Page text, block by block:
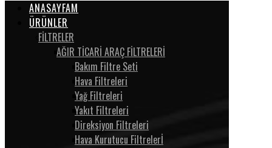
ANASAYFAM
ÜRÜNLER
FİLTRELER
AĞIR TİCARİ ARAÇ FİLTRELERİ
Bakım Filtre Seti
Hava Filtreleri
Yağ Filtreleri
Yakıt Filtreleri
Direksiyon Filtreleri
Hava Kurutucu Filtrelerİ